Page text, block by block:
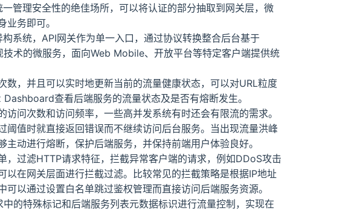
管理安全性的绝佳场所，可以将认证的部分抽取到网关层，微
务即可。
系统，API网关作为单一入口，通过协议转换整合后台基于
术的微服务，面向Web Mobile、开放平台等特定客户端提供统
数，并且可以实时地更新当前的流量健康状态，可以对URL粒度
查看后端服务的流量状态及是否有熔断发生。
访问次数和访问频率，一些高并发系统有时还会有限流的需求。
阈值时就直接返回错误而不继续访问后台服务。当出现流量洪峰
动进行熔断，保护后端服务，并保持前端用户体验良好。
，过滤HTTP请求特征，拦截异常客户端的请求，例如DDoS攻击
以在网关层面进行拦截过滤。比较常见的拦截策略是根据IP地址
以通过设置白名单跳过鉴权管理而直接访问后端服务资源。
的特殊标记和后端服务列表元数据标识进行流量控制，实现在